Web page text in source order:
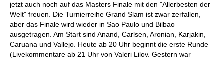
jetzt auch noch auf das Masters Finale mit den "Allerbesten der
Welt" freuen. Die Turnierreihe Grand Slam ist zwar zerfallen,
aber das Finale wird wieder in Sao Paulo und Bilbao
ausgetragen. Am Start sind Anand, Carlsen, Aronian, Karjakin,
Caruana und Vallejo. Heute ab 20 Uhr beginnt die erste Runde
(Livekommentare ab 21 Uhr von Valeri Lilov. Gestern war